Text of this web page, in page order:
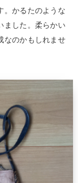
。かるたのような
ました。柔らかい
なのかもしれませ